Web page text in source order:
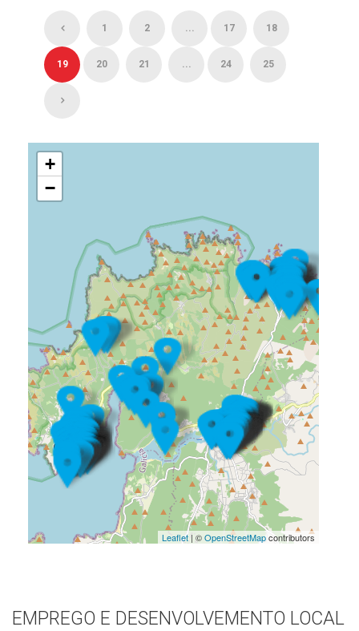
1 2 ... 17 18
19 20 21 ... 24 25
+
−
Leaflet| ©OpenStreetMapcontributors
EMPREGO E DESENVOLVEMENTO LOCAL